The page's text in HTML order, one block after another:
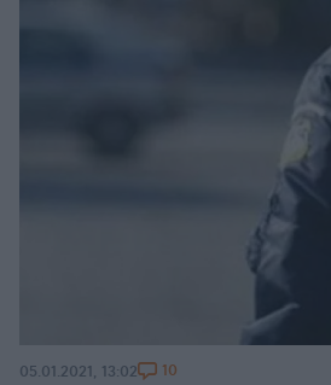
05.01.2021, 13:02 10